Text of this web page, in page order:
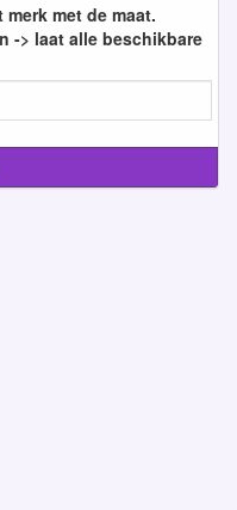
met de maat.
-> laat alle beschikbare